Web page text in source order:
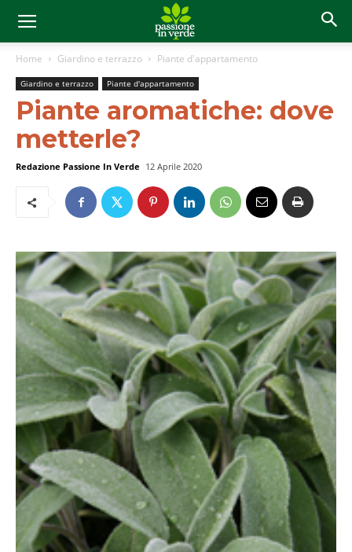
Home Giardino e terrazzo Piante d'appartamento
Giardino e terrazzo Piante d'appartamento
Piante aromatiche: dove
metterle?
Redazione Passione In Verde 12 Aprile 2020